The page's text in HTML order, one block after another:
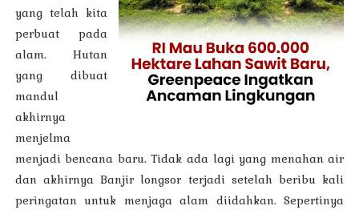
yang telah kita
perbuat pada
alam. Hutan
yang dibuat
mandul
akhirnya
menjelma
menjadi bencana baru. Tidak ada lagi yang menahan air
dan akhirnya Banjir longsor terjadi setelah beribu kali
peringatan untuk menjaga alam diidahkan. Sepertinya